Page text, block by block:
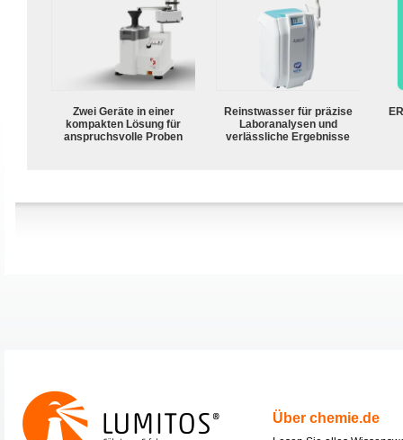
Zwei Geräte in einer
kompakten Lösung für
anspruchsvolle Proben
Reinstwasser für präzise
Laboranalysen und
verlässliche Ergebnisse
Über chemie.de